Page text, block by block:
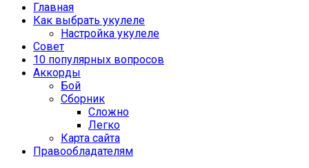
Главная
Как выбрать укулеле
Настройка укулеле
Совет
10 популярных вопросов
Аккорды
Бой
Сборник
Сложно
Легко
Карта сайта
Правообладателям